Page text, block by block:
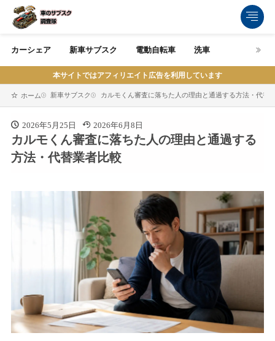
カーシェア 新車サブスク 電動自転車 洗車
本サイトではアフィリエイト広告を利用しています
ホーム 新車サブスク カルモくん審査に落ちた人の理由と通過する方法・代替
2026年5月25日 2026年6月8日
カルモくん審査に落ちた人の理由と通過する
方法・代替業者比較